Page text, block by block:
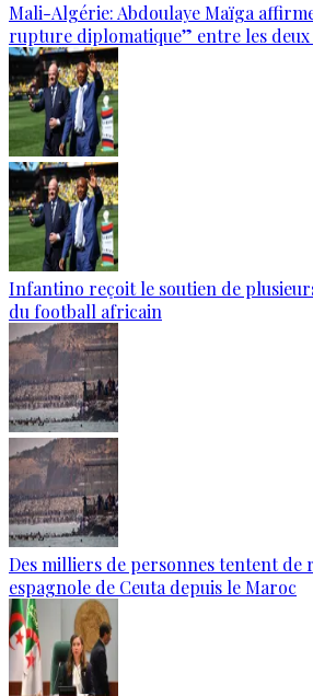
Mali-Algérie: Abdoulaye Maïga affirme
rupture diplomatique” entre les deux
Infantino reçoit le soutien de
du football africain
Des milliers de personnes tentent de
espagnole de Ceuta depuis le Maroc